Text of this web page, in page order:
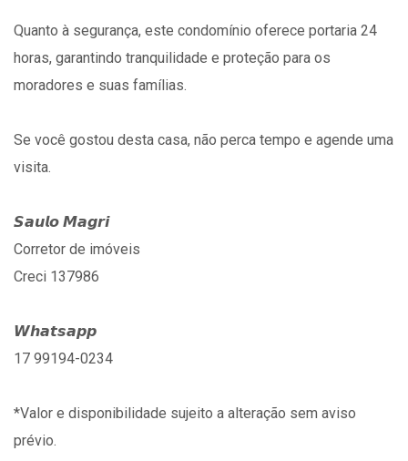
Quanto à segurança, este condomínio oferece portaria 24
horas, garantindo tranquilidade e proteção para os
moradores e suas famílias.
Se você gostou desta casa, não perca tempo e agende uma
visita.
𝙎𝙖𝙪𝙡𝙤 𝙈𝙖𝙜𝙧𝙞
Corretor de imóveis
Creci 137986
𝙒𝙝𝙖𝙩𝙨𝙖𝙥𝙥
17 99194-0234
*Valor e disponibilidade sujeito a alteração sem aviso
prévio.